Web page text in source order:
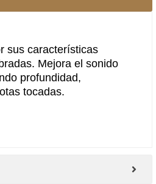
sus características
Mejora el sonido
profundidad,
tocadas.